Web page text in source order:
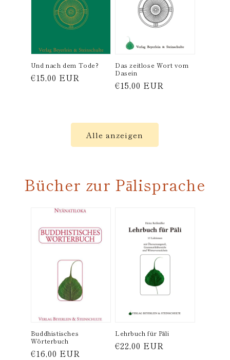
Und nach dem Tode?
Normaler
€15,00 EUR
Das zeitlose Wort vom
Dasein
Normaler
€15,00 EUR
Alle anzeigen
Bücher zur Pālisprache
Buddhistisches
Wörterbuch
Normaler
€16,00 EUR
Lehrbuch für Pāli
Normaler
€22,00 EUR